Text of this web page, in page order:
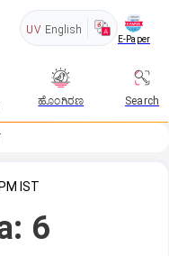
UV English
E-Paper
ಹೊಂಗಿರಣ Search
IST
6